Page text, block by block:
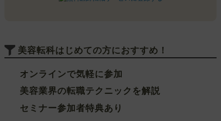
美容転科はじめての方におすすめ！
オンラインで気軽に参加
美容業界の転職テクニックを解説
セミナー参加者特典あり